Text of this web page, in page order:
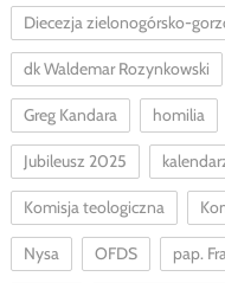
Diecezja zielonogórsko-
dk Waldemar Rozynkowski
Greg Kandara homilia
Jubileusz 2025
Komisja teologiczna
Nysa OFDS pap.